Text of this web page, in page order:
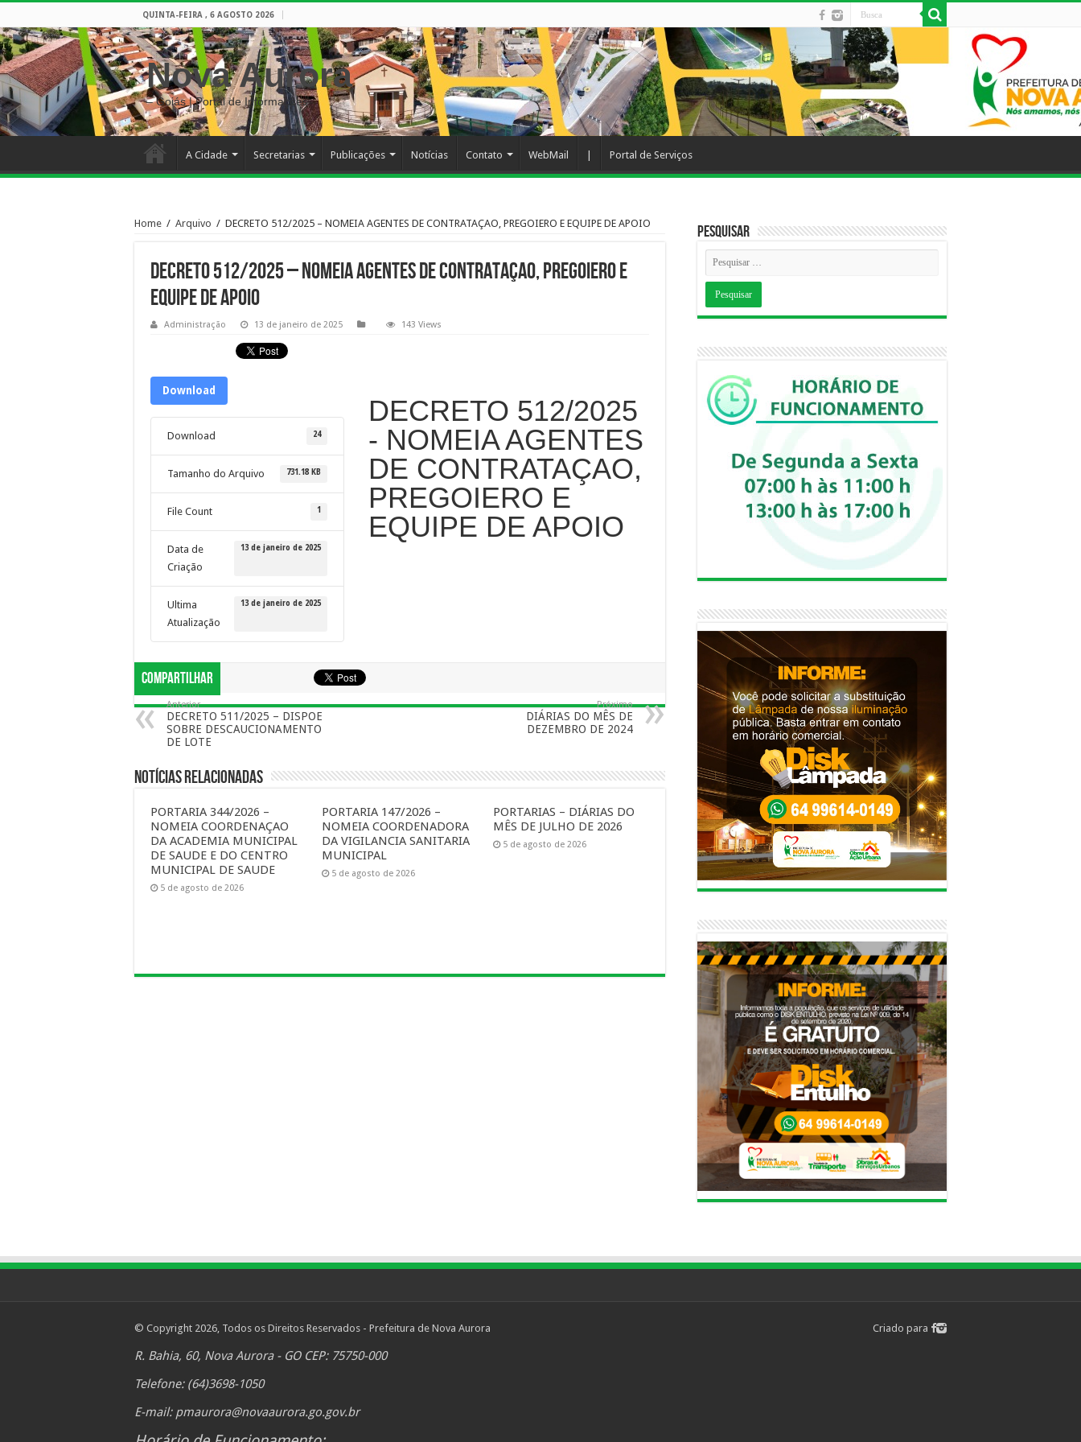
QUINTA-FEIRA , 6 AGOSTO 2026
Nova Aurora
– Goiás | Portal de Informações
A Cidade Secretarias Publicações Notícias Contato WebMail Portal de Serviços
Home / Arquivo / DECRETO 512/2025 – NOMEIA AGENTES DE CONTRATAÇAO, PREGOIERO E EQUIPE DE APOIO
DECRETO 512/2025 – NOMEIA AGENTES DE CONTRATAÇAO, PREGOIERO E
EQUIPE DE APOIO
Administração 13 de janeiro de 2025 143 Views
Download
Download 24
Tamanho do Arquivo 731.18 KB
File Count 1
Data de
Criação
13 de janeiro de 2025
Ultima
Atualização
13 de janeiro de 2025
DECRETO 512/2025
- NOMEIA AGENTES
DE CONTRATAÇAO,
PREGOIERO E
EQUIPE DE APOIO
Compartilhar
Anterior
DECRETO 511/2025 – DISPOE
SOBRE DESCAUCIONAMENTO
DE LOTE
Próximo
DIÁRIAS DO MÊS DE
DEZEMBRO DE 2024
Notícias Relacionadas
PORTARIA 344/2026 –
NOMEIA COORDENAÇAO
DA ACADEMIA MUNICIPAL
DE SAUDE E DO CENTRO
MUNICIPAL DE SAUDE
5 de agosto de 2026
PORTARIA 147/2026 –
NOMEIA COORDENADORA
DA VIGILANCIA SANITARIA
MUNICIPAL
5 de agosto de 2026
PORTARIAS – DIÁRIAS DO
MÊS DE JULHO DE 2026
5 de agosto de 2026
Pesquisar
Criado para
© Copyright 2026, Todos os Direitos Reservados - Prefeitura de Nova Aurora
R. Bahia, 60, Nova Aurora - GO CEP: 75750-000
Telefone: (64)3698-1050
E-mail: pmaurora@novaaurora.go.gov.br